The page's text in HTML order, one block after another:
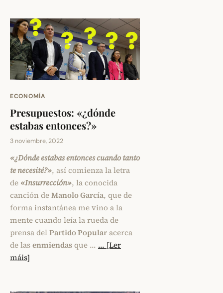
ECONOMÍA
Presupuestos: «¿dónde
estabas entonces?»
3 noviembre, 2022
«¿Dónde estabas entonces cuando tanto
te necesité?», así comienza la letra
de «Insurrección», la conocida
canción deManolo García, que de
forma instantánea me vino a la
mente cuando leía la rueda de
prensa delPartido Popularacerca
de lasenmiendasque … ... [Ler
máis]